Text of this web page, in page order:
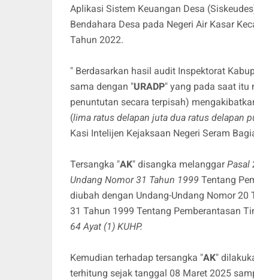
Aplikasi Sistem Keuangan Desa
Bendahara Desa pada Negeri Air Kasar
Tahun 2022.
" Berdasarkan hasil audit Inspektorat
sama dengan "URADP" yang pada saat itu
penuntutan secara terpisah)
(lima ratus delapan juta dua ratus delapan
Kasi Intelijen Kejaksaan Negeri Seram
Tersangka "AK" disangka melanggarPasal
Undang Nomor 31 Tahun 1999 Tentang
diubah dengan Undang-Undang Nomor
31 Tahun 1999 Tentang Pemberantasan
64 Ayat (1) KUHP.
Kemudian terhadap tersangka "AK"
terhitung sejak tanggal 08 Maret 2025